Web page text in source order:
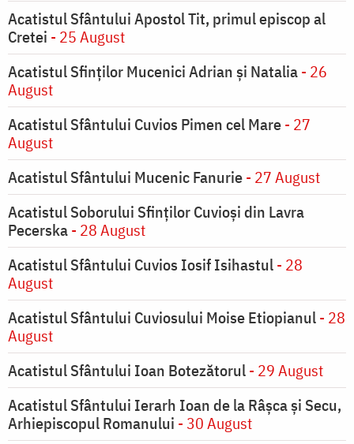
Acatistul Sfântului Apostol Tit, primul episcop al
Cretei - 25 August
Acatistul Sfinților Mucenici Adrian și Natalia- 26
August
Acatistul Sfântului Cuvios Pimen cel Mare- 27
August
Acatistul Sfântului Mucenic Fanurie- 27 August
Acatistul Soborului Sfinților Cuvioși din Lavra
Pecerska- 28 August
Acatistul Sfântului Cuvios Iosif Isihastul- 28
August
Acatistul Sfântului Cuviosului Moise Etiopianul- 28
August
Acatistul Sfântului Ioan Botezătorul- 29 August
Acatistul Sfântului Ierarh Ioan de la Râşca şi Secu,
Arhiepiscopul Romanului - 30 August